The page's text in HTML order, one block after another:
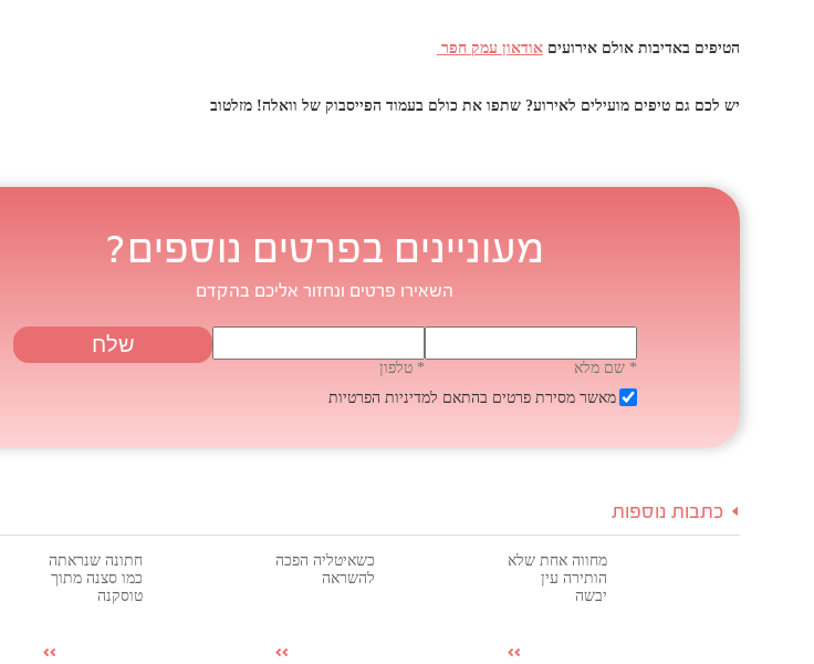
הטיפים באדיבות אולם אירועיםאודאון עמק חפר
יש לכם גם טיפים מועילים לאירוע? שתפו את כולם בעמוד הפייסבוק של וואלה! מזלטוב
מעוניינים בפרטים נוספים?
השאירו פרטים ונחזור אליכם בהקדם
* שם מלא
* טלפון
מאשר מסירת פרטים בהתאם למדיניות הפרטיות
כתבות נוספות
מחווה אחת שלא
הותירה עין
יבשה
כשאיטליה הפכה
להשראה
חתונה שנראתה
כמו סצנה מתוך
טוסקנה